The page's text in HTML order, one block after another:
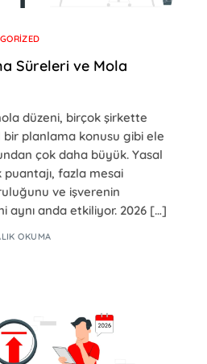
Süreleri ve Mola
düzeni, birçok şirkette
bir planlama konusu gibi ele
çok daha büyük. Yasal
puantajı, fazla mesai
ve işverenin
aynı anda etkiliyor. 2026 […]
OKUMA